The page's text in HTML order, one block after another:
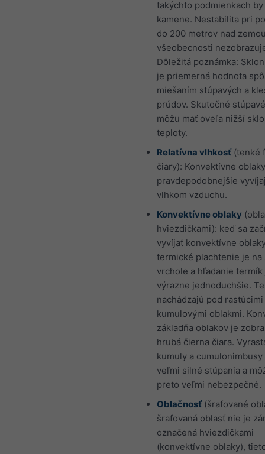
takýchto podmienkach
kamene. Nestabilita pri
do 200 metrov nad
všeobecnosti
Dôležitá poznámka:
je priemerná hodnota
miešaním stúpavých a
prúdov. Skutočné
môžu mať oveľa nižší
teploty.
Relatívna vlhkosť(tenké
čiary): Konvektívne
pravdepodobnejšie
vlhkom vzduchu.
Konvektívne oblaky
hviezdičkami): keď sa
vyvíjať konvektívne
termické plachtenie je na
vrchole a hľadanie termík
výrazne jednoduchšie.
nachádzajú pod rastúcimi
kumulovými oblakmi.
základňa oblakov je
hrubá čierna čiara.
kumuly a cumulonimbusy
veľmi silné stúpania a
preto veľmi nebezpečné.
Oblačnosť(šrafované
šrafovaná oblasť nie je
označená hviezdičkami
(konvektívne oblaky),